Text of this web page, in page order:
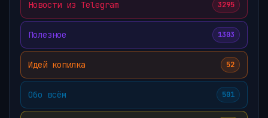
Новости из Telegram 3295
Полезное 1303
Идей копилка 52
Обо всём 501